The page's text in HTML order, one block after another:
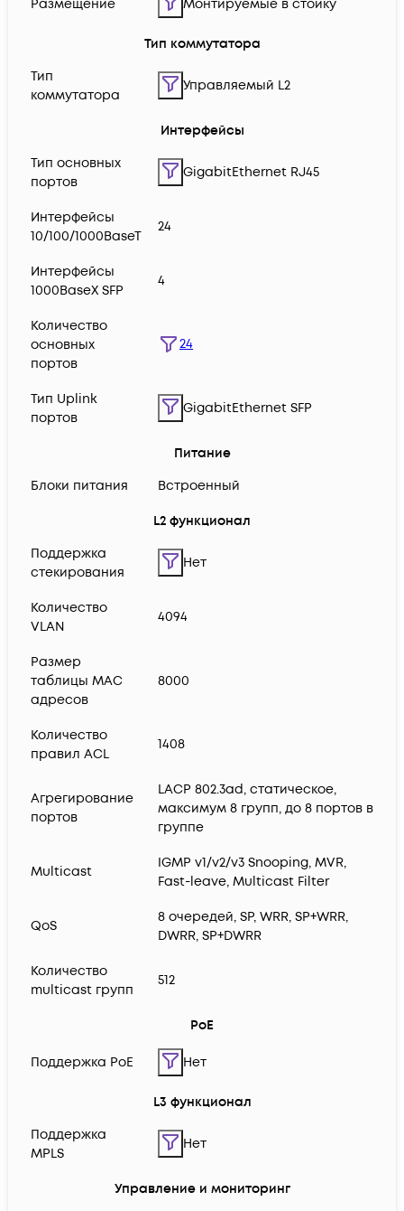
Размещение Монтируемые в стойку
Тип коммутатора
Тип
коммутатора
Управляемый L2
Интерфейсы
Тип основных
портов
GigabitEthernet RJ45
Интерфейсы
10/100/1000BaseT
24
Интерфейсы
1000BaseX SFP
4
Количество
основных
портов
24
Тип Uplink
портов
GigabitEthernet SFP
Питание
Блоки питания
Встроенный
L2 функционал
Поддержка
стекирования
Нет
Количество
VLAN
4094
Размер
таблицы MAC
адресов
8000
Количество
правил ACL
1408
Агрегирование
портов
LACP 802.3ad, статическое,
максимум 8 групп, до 8 портов в
группе
Multicast
IGMP v1/v2/v3 Snooping, MVR,
Fast-leave, Multicast Filter
QoS
8 очередей, SP, WRR, SP+WRR,
DWRR, SP+DWRR
Количество
multicast групп
512
PoE
Поддержка PoE Нет
L3 функционал
Поддержка
MPLS
Нет
Управление и мониторинг